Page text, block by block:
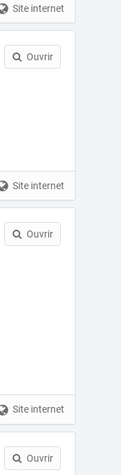
Site internet
Ouvrir
Site internet
Ouvrir
Site internet
Ouvrir